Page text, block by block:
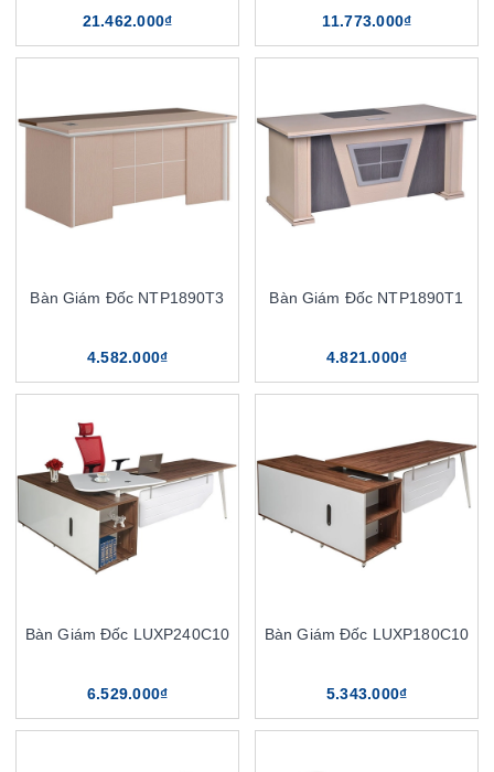
21.462.000₫ 11.773.000₫
Bàn Giám Đốc NTP1890T3
4.582.000₫
Bàn Giám Đốc NTP1890T1
4.821.000₫
Bàn Giám Đốc LUXP240C10
6.529.000₫
Bàn Giám Đốc LUXP180C10
5.343.000₫